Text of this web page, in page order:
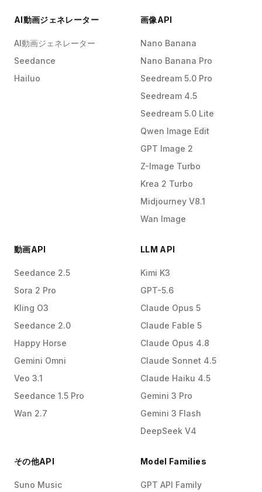
AI動画ジェネレーター
AI動画ジェネレーター
Seedance
Hailuo
画像API
Nano Banana
Nano Banana Pro
Seedream 5.0 Pro
Seedream 4.5
Seedream 5.0 Lite
Qwen Image Edit
GPT Image 2
Z-Image Turbo
Krea 2 Turbo
Midjourney V8.1
Wan Image
動画API
Seedance 2.5
Sora 2 Pro
Kling O3
Seedance 2.0
Happy Horse
Gemini Omni
Veo 3.1
Seedance 1.5 Pro
Wan 2.7
LLM API
Kimi K3
GPT-5.6
Claude Opus 5
Claude Fable 5
Claude Opus 4.8
Claude Sonnet 4.5
Claude Haiku 4.5
Gemini 3 Pro
Gemini 3 Flash
DeepSeek V4
その他API
Suno Music
Model Families
GPT API Family